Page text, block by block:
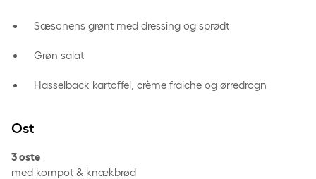
Sæsonens grønt med dressing og sprødt
Grøn salat
Hasselback kartoffel, crème fraiche og ørredrogn
Ost
3 oste
med kompot & knækbrød